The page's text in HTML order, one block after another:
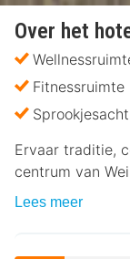
Over het
Fitnessruimte
Ervaar traditie,
centrum van
Lees meer